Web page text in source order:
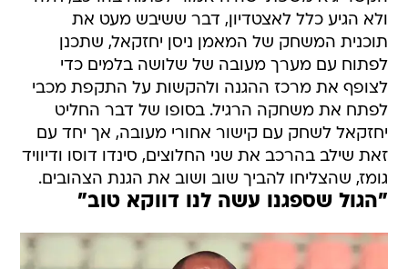
ולא הגיע כלל לאצטדיון, דבר ששיבש מעט את
תוכנית המשחק של המאמן ניסן יחזקאל, שתכנן
לפתוח עם מערך מעובה של שלושה בלמים כדי
לצופף את מרכז ההגנה ולהקשות על התקפת מכבי
לפתח את משחקה הרגיל. בסופו של דבר החליט
יחזקאל לשחק עם קישור אחורי מעובה, אך יחד עם
זאת שילב בהרכב את שני החלוצים, סינדו דוסו ודיוויד
גומז, שהצליחו להביך שוב ושוב את הגנת הצהובים.
"הגול שספגנו עשה לנו דווקא טוב"